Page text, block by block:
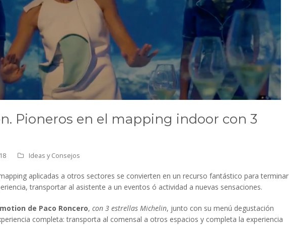
Pioneros en el mapping indoor con 3
Ideas y Consejos
aplicadas a otros sectores se convierten en un recurso fantástico para terminar
transportar al asistente a un eventos ó actividad a nuevas sensaciones.
de Paco Roncero, con 3 estrellas Michelin, junto con su menú degustación
completa: transporta al comensal a otros espacios y completa la experiencia